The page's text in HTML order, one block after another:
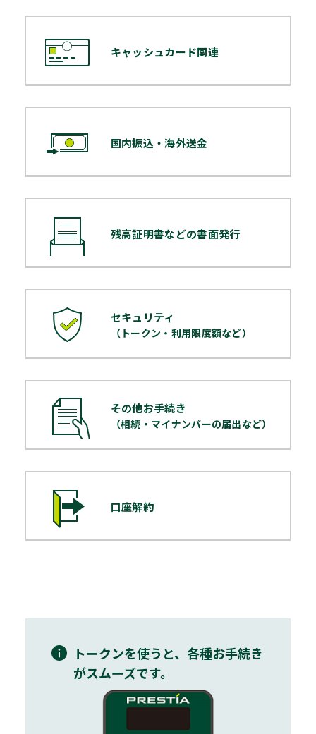
キャッシュカード関連
国内振込・海外送金
残高証明書などの書面発行
セキュリティ
（トークン・利用限度額など）
その他お手続き
（相続・マイナンバーの届出など）
口座解約
トークンを使うと、各種お手続き
がスムーズです。